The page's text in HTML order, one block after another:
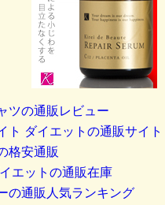
ツの通販レビュー
ト ダイエットの通販サイト
格安通販
エットの通販在庫
の通販人気ランキング